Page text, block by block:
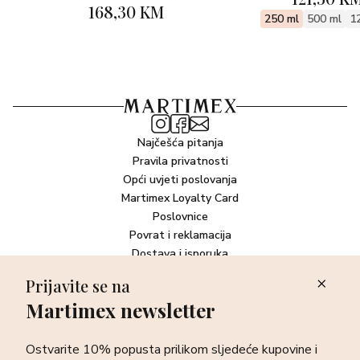
Svjetlo i lakoća odjednom. U svojoj novoj ulozi po narudžbi,
susret.
168,30 KM 250 ml 500 ml
Najčešća pitanja
Pravila privatnosti
Opći uvjeti poslovanja
Martimex Loyalty Card
Poslovnice
Povrat i reklamacija
Dostava i isporuka
Newsletter
sve o najnovijim proizvodima, akcijskim i ekskluzivnim
Prijavite se na
Martimex newsletter
Ostvarite 10% popusta prilikom sljedeće kupovine i